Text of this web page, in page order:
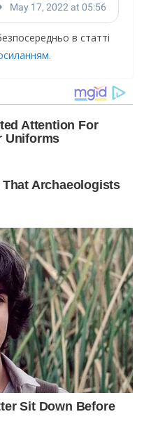
в статті